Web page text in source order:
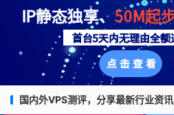
国内外VPS测评，分享最新行业资讯